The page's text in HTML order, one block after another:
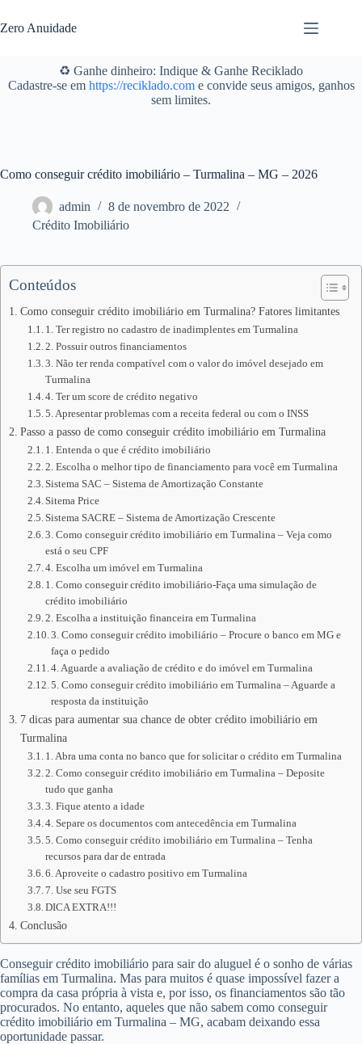
para
o
Zero Anuidade
♻️ Ganhe dinheiro: Indique & Ganhe Reciklado
Cadastre-se em https://reciklado.come convide seus amigos, ganhos
sem limites.
Como conseguir crédito imobiliário – Turmalina – MG – 2026
admin
8 de novembro de 2022
Crédito Imobiliário
Conteúdos
Como conseguir crédito imobiliário em Turmalina? Fatores limitantes
1. Ter registro no cadastro de inadimplentes em Turmalina
2. Possuir outros financiamentos
3. Não ter renda compatível com o valor do imóvel desejado em
Turmalina
4. Ter um score de crédito negativo
5. Apresentar problemas com a receita federal ou com o INSS
Passo a passo de como conseguir crédito imobiliário em Turmalina
1. Entenda o que é crédito imobiliário
2. Escolha o melhor tipo de financiamento para você em Turmalina
Sistema SAC – Sistema de Amortização Constante
Sitema Price
Sistema SACRE – Sistema de Amortização Crescente
3. Como conseguir crédito imobiliário em Turmalina – Veja como
está o seu CPF
4. Escolha um imóvel em Turmalina
1. Como conseguir crédito imobiliário-Faça uma simulação de
crédito imobiliário
2. Escolha a instituição financeira em Turmalina
3. Como conseguir crédito imobiliário – Procure o banco em MG e
faça o pedido
4. Aguarde a avaliação de crédito e do imóvel em Turmalina
5. Como conseguir crédito imobiliário em Turmalina – Aguarde a
resposta da instituição
7 dicas para aumentar sua chance de obter crédito imobiliário em
Turmalina
1. Abra uma conta no banco que for solicitar o crédito em Turmalina
2. Como conseguir crédito imobiliário em Turmalina – Deposite
tudo que ganha
3. Fique atento a idade
4. Separe os documentos com antecedência em Turmalina
5. Como conseguir crédito imobiliário em Turmalina – Tenha
recursos para dar de entrada
6. Aproveite o cadastro positivo em Turmalina
7. Use seu FGTS
DICA EXTRA!!!
Conclusão
Conseguir crédito imobiliário para sair do aluguel é o sonho de várias
famílias em Turmalina. Mas para muitos é quase impossível fazer a
compra da casa própria à vista e, por isso, os financiamentos são tão
procurados. No entanto, aqueles que não sabem como conseguir
crédito imobiliário em Turmalina – MG, acabam deixando essa
oportunidade passar.